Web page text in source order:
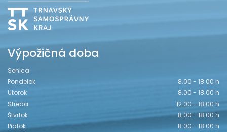
Výpožičná doba
Senica
Pondelok
8.00 - 18.00 h
Utorok
8.00 - 18.00 h
Streda
12.00 - 18.00 h
Štvrtok
8.00 - 18.00 h
Piatok
8.00 - 18.00 h